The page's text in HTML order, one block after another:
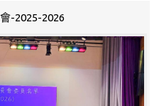
-2025-2026